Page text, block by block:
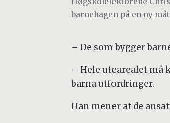
barnehagen på en ny
– De som bygger
– Hele utearealet må
barna utfordringer.
Han mener at de